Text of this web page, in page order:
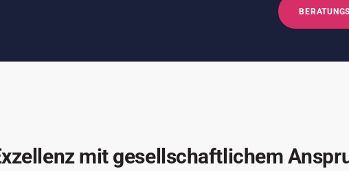
mit gesellschaftlichem